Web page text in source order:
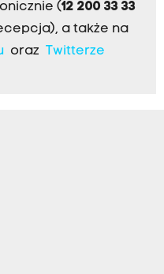
(12 200 33 33
a także na
oraz Twitterze